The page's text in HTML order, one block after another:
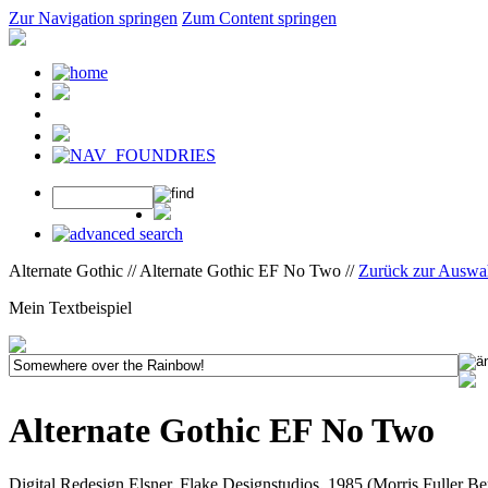
Zur Navigation springen Zum Content springen
Alternate Gothic // Alternate Gothic EF No Two // Zurück zur
Mein Textbeispiel
Alternate Gothic EF No Two
Digital Redesign Elsner, Flake Designstudios, 1985 (Morris Fuller